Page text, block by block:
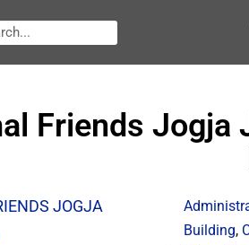
Friends Jogja
JOGJA
Building,